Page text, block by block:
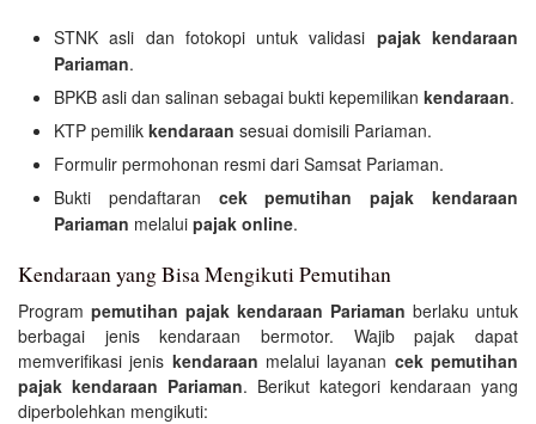
STNK asli dan fotokopi untuk validasi pajak kendaraan
Pariaman.
BPKB asli dan salinan sebagai bukti kepemilikan kendaraan.
KTP pemilik kendaraan sesuai domisili Pariaman.
Formulir permohonan resmi dari Samsat Pariaman.
Bukti pendaftaran cek pemutihan pajak kendaraan
Pariaman melalui pajak online.
Kendaraan yang Bisa Mengikuti Pemutihan
Program pemutihan pajak kendaraan Pariaman berlaku untuk
berbagai jenis kendaraan bermotor. Wajib pajak dapat
memverifikasi jenis kendaraan melalui layanan cek pemutihan
pajak kendaraan Pariaman. Berikut kategori kendaraan yang
diperbolehkan mengikuti: